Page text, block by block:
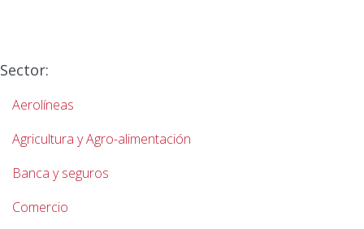
Sector:
Aerolíneas
Agricultura y Agro-alimentación
Banca y seguros
Comercio